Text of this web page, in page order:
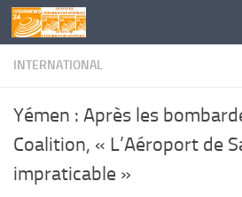
Skip to content
INTERNATIONAL
Yémen : Après les
Coalition, « L’Aéroport de
impraticable »